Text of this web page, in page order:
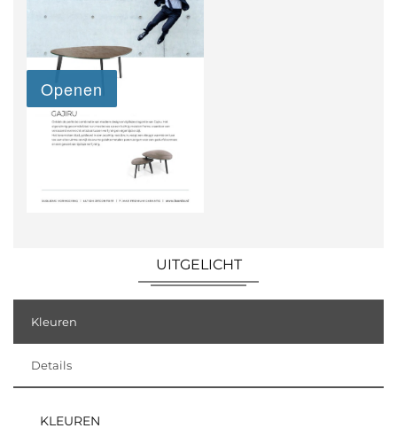
UITGELICHT
Kleuren
Details
KLEUREN